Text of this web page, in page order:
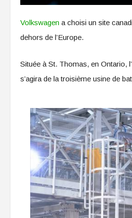
Volkswagena choisi un site
dehors de l’Europe.
Située à St. Thomas, en Ontario,
s’agira de la troisième usine de